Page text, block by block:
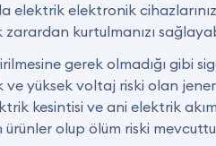
elektronik
zarardan kurtulmanızı
gerek olmadığı gibi
yüksek voltaj riski olan
kesintisi ve ani elektrik
ürünler olup ölüm riski